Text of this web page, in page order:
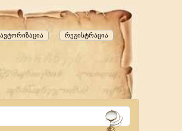
რეგისტრაცია
ავტორიზაცია